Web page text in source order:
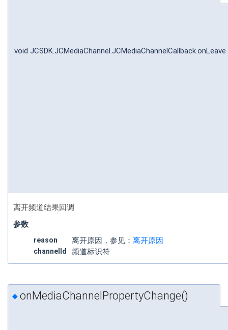
void JCSDK.JCMediaChannel.JCMediaChannelCallback.onLeave
离开频道结果回调
参数
reason 离开原因，参见： 离开原因
channelId 频道标识符
◆ onMediaChannelPropertyChange()